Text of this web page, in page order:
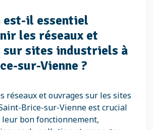
est-il essentiel
les réseaux et
sur sites industriels à
sur-Vienne ?
réseaux et ouvrages sur les sites
Brice-sur-Vienne est crucial
bon fonctionnement,